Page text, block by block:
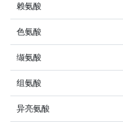
赖氨酸
色氨酸
缬氨酸
组氨酸
异亮氨酸